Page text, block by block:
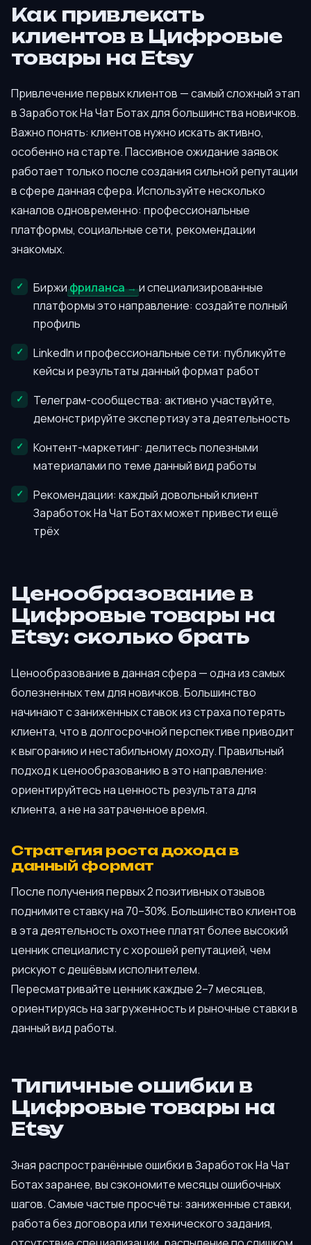
Как привлекать
клиентов в Цифровые
товары на Etsy
Привлечение первых клиентов — самый сложный этап
в Заработок На Чат Ботах для большинства новичков.
Важно понять: клиентов нужно искать активно,
особенно на старте. Пассивное ожидание заявок
работает только после создания сильной репутации
в сфере данная сфера. Используйте несколько
каналов одновременно: профессиональные
платформы, социальные сети, рекомендации
знакомых.
Биржифриланса
и специализированные
платформы это направление: создайте полный
профиль
LinkedIn и профессиональные сети: публикуйте
кейсы и результаты данный формат работ
Телеграм-сообщества: активно участвуйте,
демонстрируйте экспертизу эта деятельность
Контент-маркетинг: делитесь полезными
материалами по теме данный вид работы
Рекомендации: каждый довольный клиент
Заработок На Чат Ботах может привести ещё
трёх
Ценообразование в
Цифровые товары на
Etsy: сколько брать
Ценообразование в данная сфера — одна из самых
болезненных тем для новичков. Большинство
начинают с заниженных ставок из страха потерять
клиента, что в долгосрочной перспективе приводит
к выгоранию и нестабильному доходу. Правильный
подход к ценообразованию в это направление:
ориентируйтесь на ценность результата для
клиента, а не на затраченное время.
Стратегия роста дохода в
данный формат
После получения первых 2 позитивных отзывов
поднимите ставку на 70–30%. Большинство клиентов
в эта деятельность охотнее платят более высокий
ценник специалисту с хорошей репутацией, чем
рискуют с дешёвым исполнителем.
Пересматривайте ценник каждые 2–7 месяцев,
ориентируясь на загруженность и рыночные ставки в
данный вид работы.
Типичные ошибки в
Цифровые товары на
Etsy
Зная распространённые ошибки в Заработок На Чат
Ботах заранее, вы сэкономите месяцы ошибочных
шагов. Самые частые просчёты: заниженные ставки,
работа без договора или технического задания,